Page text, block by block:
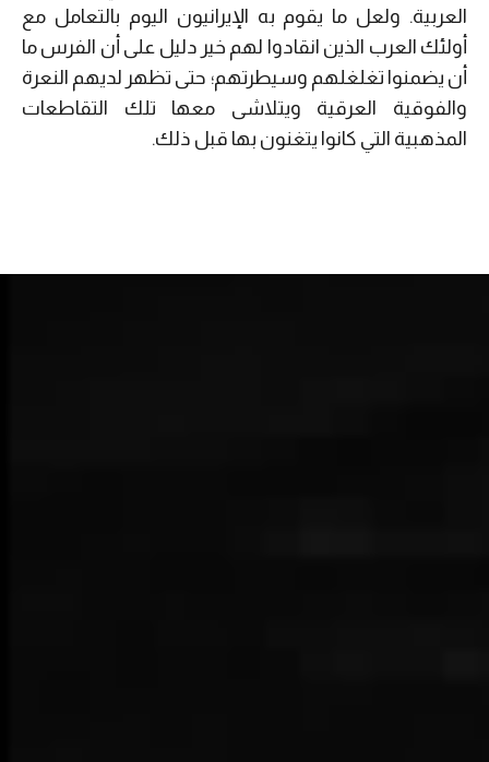
العربية. ولعل ما يقوم به الإيرانيون اليوم بالتعامل مع
أولئك العرب الذين انقادوا لهم خير دليل على أن الفرس ما
أن يضمنوا تغلغلهم وسيطرتهم؛ حتى تظهر لديهم النعرة
والفوقية العرقية ويتلاشى معها تلك التقاطعات
المذهبية التي كانوا يتغنون بها قبل ذلك.